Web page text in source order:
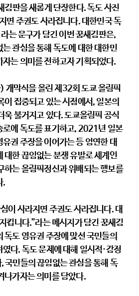
김판을 새롭게 단장한다. 독도 사진
면 주권도 사라집니다. 대한민국 독
는 문구가 담긴 이번 꿈새김판은,
관심을 통해 독도에 대한 대한민
는 의미를 전하고자 기획되었다.
막식을 올린 제32회 도쿄 올림픽
이 집중되고 있는 시점에서, 일본의
욱 불거지고 있다. 도쿄올림픽 공식
로에 독도를 표기하고, 2021년 일본
권 주장을 이어가는 등 엄연한 대
대한 끊임없는 분쟁 유발로 세계인
하는 올림픽정신과 위배되는 행보를
.
이 사라지면 주권도 사라집니다. 대
킵니다.”라는 메시지가 담긴 꿈새김
독도 영유권 주장에 맞선 국민들의
다. 독도 문제에 대해 일시적·감정
국민들의 끊임없는 관심을 통해 독
나가자는 의미를 담았다.